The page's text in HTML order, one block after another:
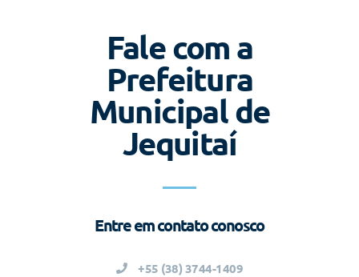
Fale com a
Prefeitura
Municipal de
Jequitaí
Entre em contato conosco
+55 (38) 3744-1409